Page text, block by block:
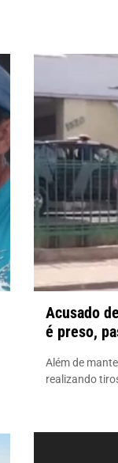
Acusado
é preso,
Além de
realizando